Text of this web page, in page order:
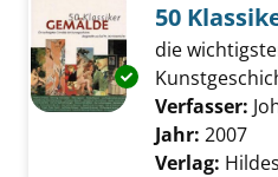
Exemplar-
50
die
Verfasser:
Jahr: 2007
Verlag: